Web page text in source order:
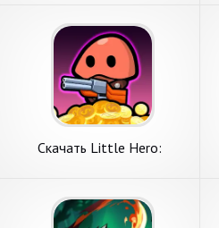
Скачать Little Hero: